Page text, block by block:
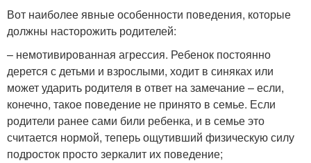
Вот наиболее явные особенности поведения, которые
должны насторожить родителей:
– немотивированная агрессия. Ребенок постоянно
дерется с детьми и взрослыми, ходит в синяках или
может ударить родителя в ответ на замечание – если,
конечно, такое поведение не принято в семье. Если
родители ранее сами били ребенка, и в семье это
считается нормой, теперь ощутивший физическую силу
подросток просто зеркалит их поведение;